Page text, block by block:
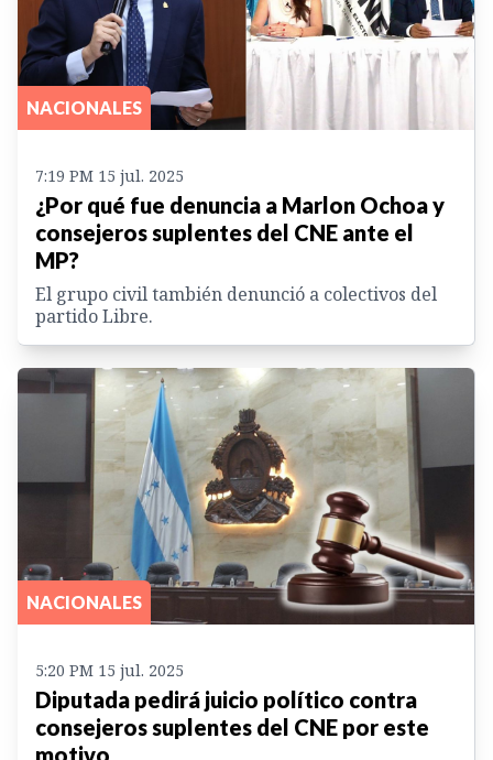
NACIONALES
7:19 PM 15 jul. 2025
¿Por qué fue denuncia a Marlon Ochoa y
consejeros suplentes del CNE ante el
MP?
El grupo civil también denunció a colectivos del
partido Libre.
NACIONALES
5:20 PM 15 jul. 2025
Diputada pedirá juicio político contra
consejeros suplentes del CNE por este